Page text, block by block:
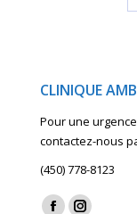
CLINIQUE
Pour une
contactez-nous
(450) 778-8123
Find us on: